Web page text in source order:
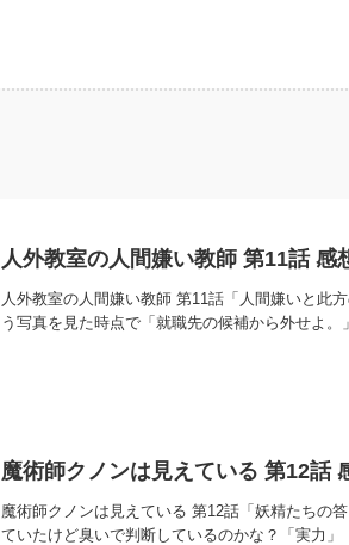
人外教室の人間嫌い教師 第11話 感
人外教室の人間嫌い教師 第11話「人間嫌いと此
う写真を見た時点で「就職先の候補から外せよ。
魔術師クノンは見えている 第12話
魔術師クノンは見えている 第12話「妖精たちの
ていたけど臭いで判断しているのかな？「実力